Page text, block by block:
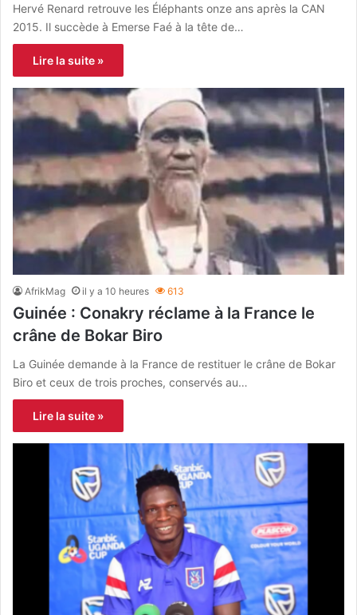
Hervé Renard retrouve les Éléphants onze ans après la CAN
2015. Il succède à Emerse Faé à la tête de…
Lire la suite »
AfrikMag il y a 10 heures 613
Guinée : Conakry réclame à la France le
crâne de Bokar Biro
La Guinée demande à la France de restituer le crâne de Bokar
Biro et ceux de trois proches, conservés au…
Lire la suite »